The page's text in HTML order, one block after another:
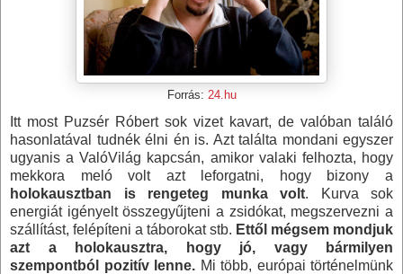
Forrás: 24.hu
Itt most Puzsér Róbert sok vizet kavart, de valóban találó
hasonlatával tudnék élni én is. Azt találta mondani egyszer
ugyanis a ValóVilág kapcsán, amikor valaki felhozta, hogy
mekkora meló volt azt leforgatni, hogy bizony a
holokausztban is rengeteg munka volt. Kurva sok
energiát igényelt összegyűjteni a zsidókat, megszervezni a
szállítást, felépíteni a táborokat stb. Ettől mégsem mondjuk
azt a holokausztra, hogy jó, vagy bármilyen
szempontból pozitív lenne. Mi több, európai történelmünk